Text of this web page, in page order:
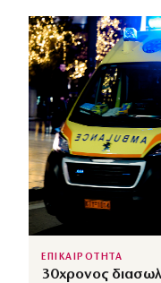
ΕΠΙΚΑΙΡΟΤΗΤΑ
30χρονος